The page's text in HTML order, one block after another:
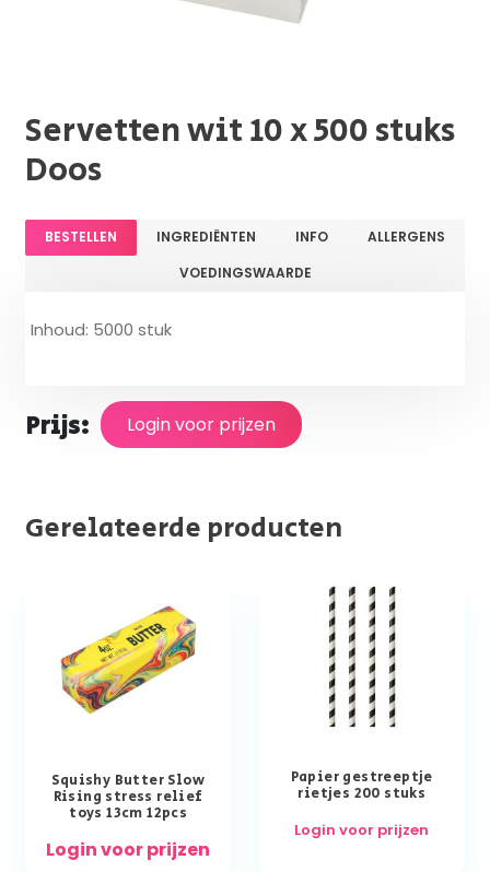
Servetten wit 10 x 500 stuks
Doos
BESTELLEN INGREDIËNTEN INFO
ALLERGENS
VOEDINGSWAARDE
Inhoud: 5000 stuk
Prijs: Login voor prijzen
Gerelateerde producten
Squishy Butter Slow
Rising stress relief
toys 13cm 12pcs
Login voor prijzen
Papier gestreeptje
rietjes 200 stuks
Login voor prijzen